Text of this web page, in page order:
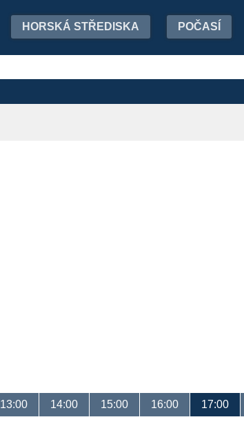
HORSKÁ STŘEDISKA POČASÍ
13:00 14:00 15:00 16:00 17:00